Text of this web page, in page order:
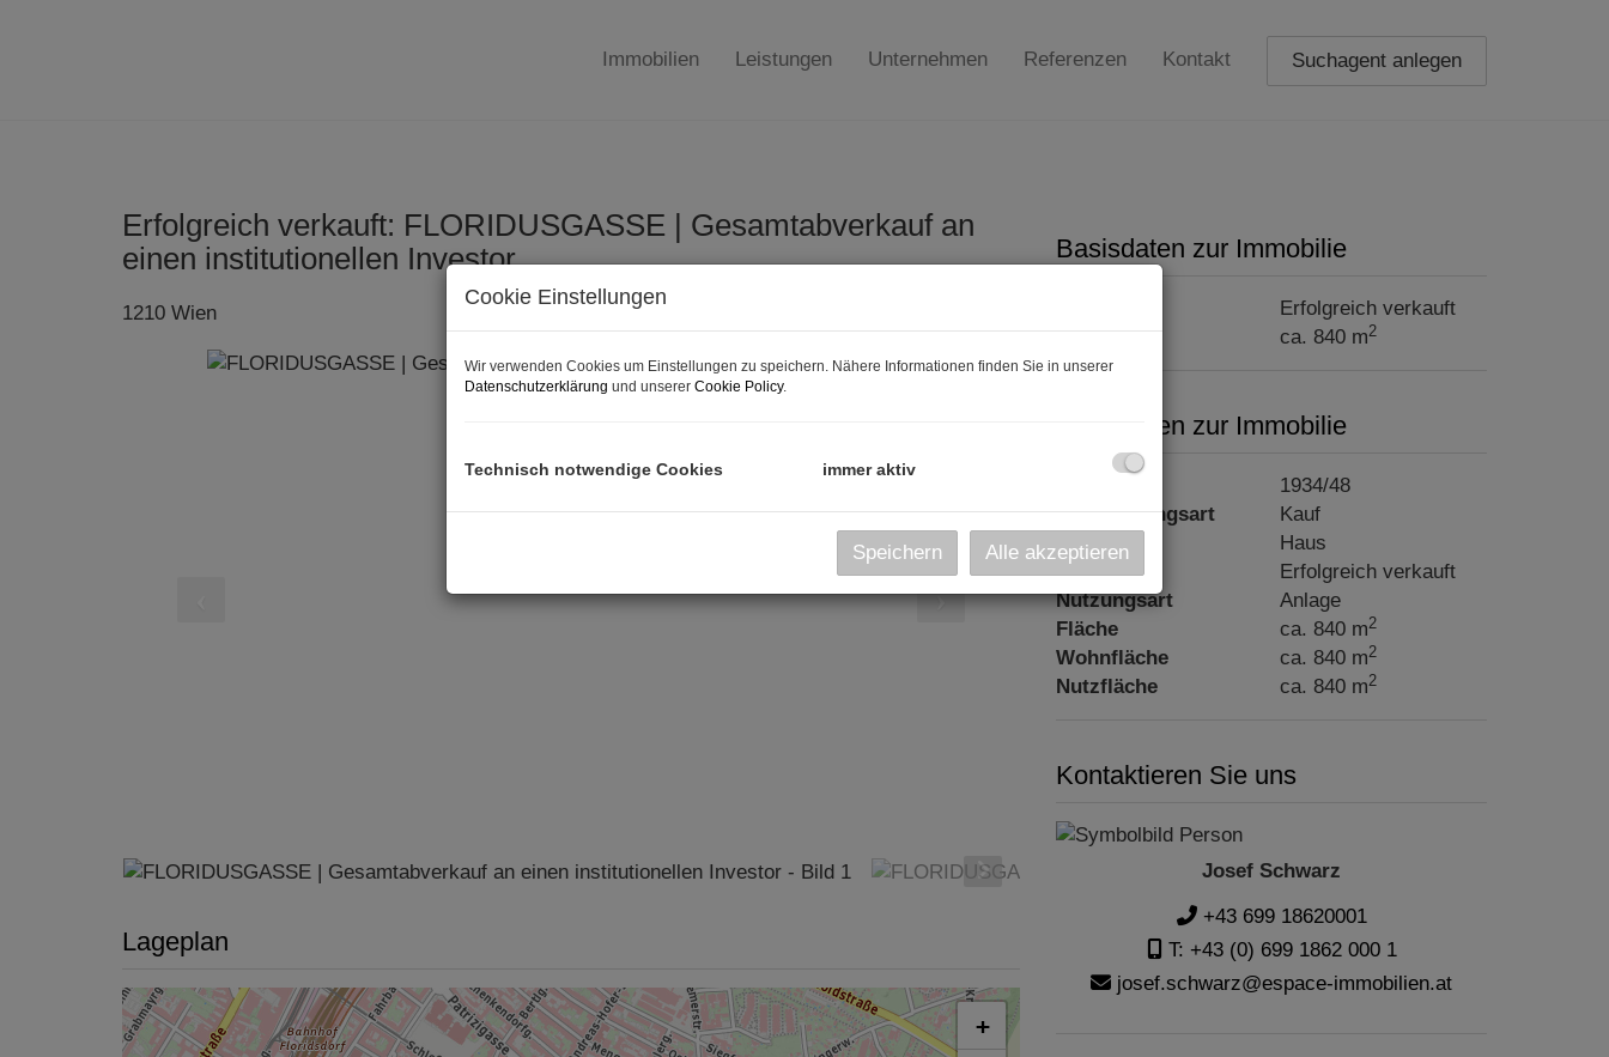
Immobilien Leistungen Unternehmen Referenzen Kontakt Suchagent anlegen
Erfolgreich verkauft: FLORIDUSGASSE | Gesamtabverkauf an
einen institutionellen Investor
1210 Wien
Lageplan
+
Basisdaten zur Immobilie
Erfolgreich verkauft
Fläche
ca. 840 m2
Basisdaten zur Immobilie
1934/48
Vermarktungsart
Kauf
Objektart
Haus
Kaufpreis
Erfolgreich verkauft
Nutzungsart
Anlage
Fläche
ca. 840 m2
Wohnfläche ca. 840 m2
Nutzfläche ca. 840 m2
Kontaktieren Sie uns
Josef Schwarz
+43 699 18620001
T: +43 (0) 699 1862 000 1
josef.schwarz@espace-immobilien.at
Cookie Einstellungen
Wir verwenden Cookies um Einstellungen zu speichern. Nähere Informationen finden Sie in unserer
Datenschutzerklärung und unserer Cookie Policy.
Technisch notwendige Cookies immer aktiv
Speichern Alle akzeptieren